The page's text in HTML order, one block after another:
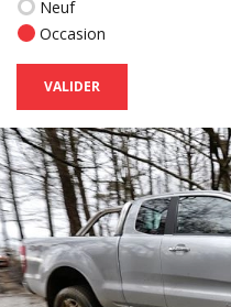
Neuf
Occasion
VALIDER